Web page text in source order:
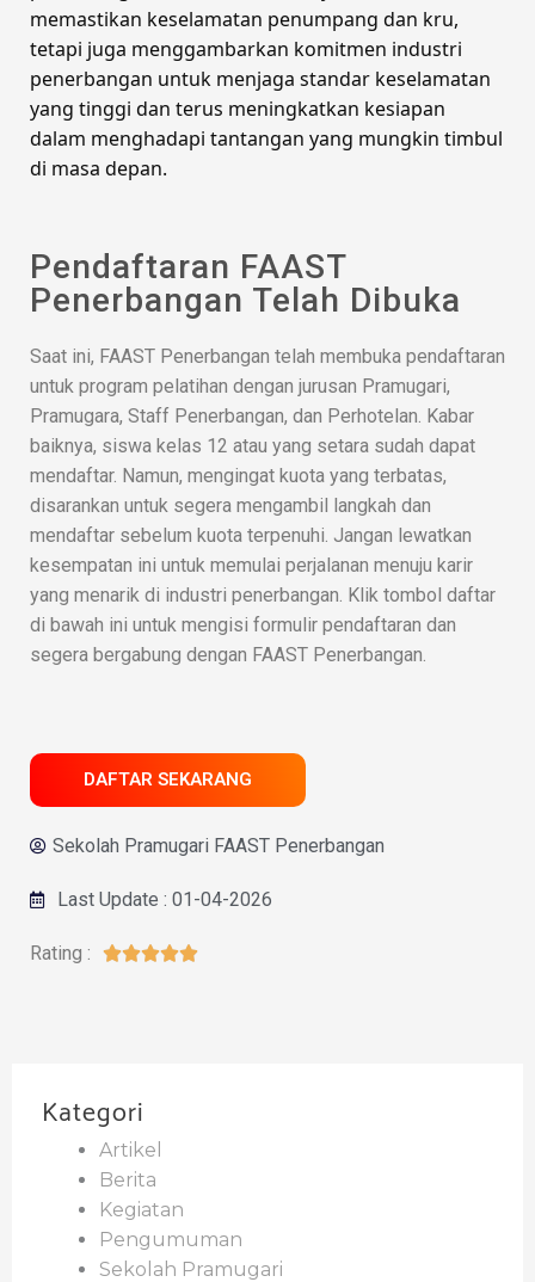
memastikan keselamatan penumpang dan kru,
tetapi juga menggambarkan komitmen industri
penerbangan untuk menjaga standar keselamatan
yang tinggi dan terus meningkatkan kesiapan
dalam menghadapi tantangan yang mungkin timbul
di masa depan.
Pendaftaran FAAST
Penerbangan Telah Dibuka
Saat ini, FAAST Penerbangan telah membuka pendaftaran
untuk program pelatihan dengan jurusan Pramugari,
Pramugara, Staff Penerbangan, dan Perhotelan. Kabar
baiknya, siswa kelas 12 atau yang setara sudah dapat
mendaftar. Namun, mengingat kuota yang terbatas,
disarankan untuk segera mengambil langkah dan
mendaftar sebelum kuota terpenuhi. Jangan lewatkan
kesempatan ini untuk memulai perjalanan menuju karir
yang menarik di industri penerbangan. Klik tombol daftar
di bawah ini untuk mengisi formulir pendaftaran dan
segera bergabung dengan FAAST Penerbangan.
DAFTAR SEKARANG
Sekolah Pramugari FAAST Penerbangan
Last Update : 01-04-2026
Rating : 
Kategori
Artikel
Berita
Kegiatan
Pengumuman
Sekolah Pramugari